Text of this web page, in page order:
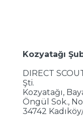
Kozyatağı
DIRECT
Şti.
Kozyatağı,
Öngül Sok.,
34742